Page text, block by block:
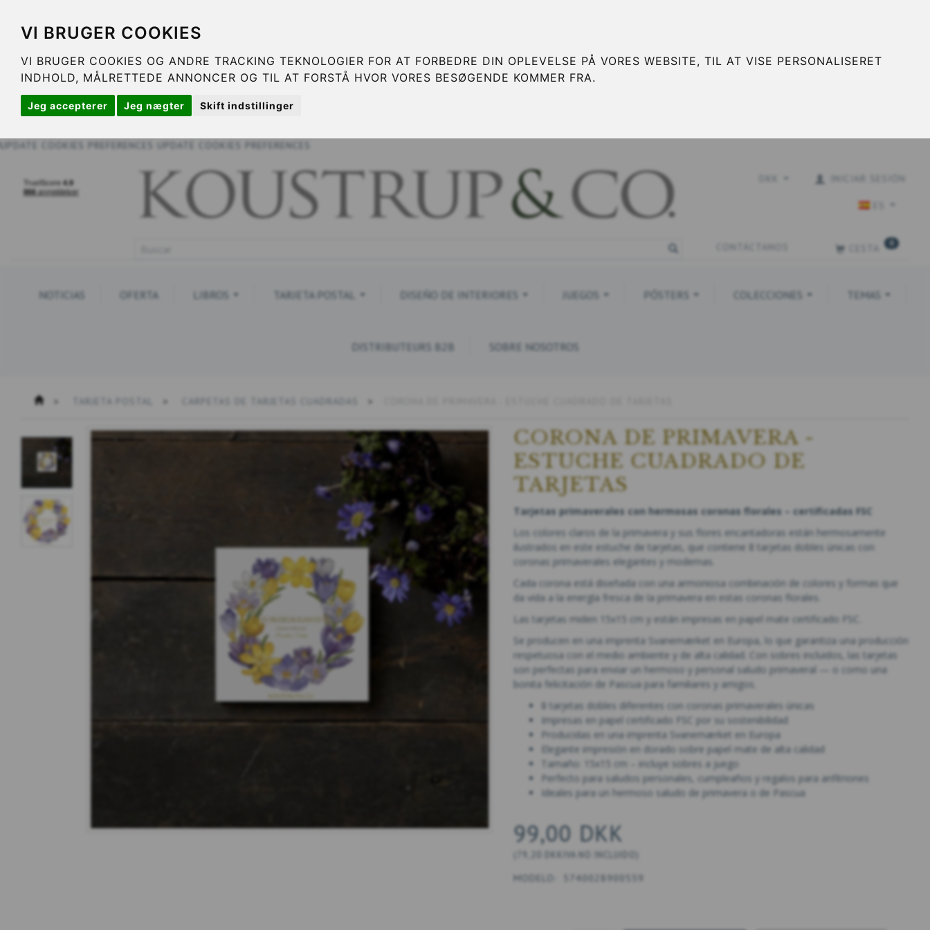
VI BRUGER COOKIES
VI BRUGER COOKIES OG ANDRE TRACKING TEKNOLOGIER FOR AT FORBEDRE DIN OPLEVELSE PÅ VORES WEBSITE, TIL AT VISE PERSONALISERET
INDHOLD, MÅLRETTEDE ANNONCER OG TIL AT FORSTÅ HVOR VORES BESØGENDE KOMMER FRA.
Jeg accepterer Jeg nægter Skift indstillinger
UPDATE COOKIES PREFERENCES UPDATE COOKIES PREFERENCES
NOTICIAS OFERTA LIBROS TARJETA POSTAL DISEÑO DE INTERIORES JUEGOS PÓSTERS COLECCIONES TEMAS
DISTRIBUTEURS B2B SOBRE NOSOTROS
CORONA DE PRIMAVERA -
ESTUCHE CUADRADO DE
TARJETAS
Tarjetas primaverales con hermosas coronas florales – certificadas FSC
Los colores claros de la primavera y sus flores encantadoras están hermosamente
ilustrados en este estuche de tarjetas, que contiene 8 tarjetas dobles únicas con
coronas primaverales elegantes y modernas.
Cada corona está diseñada con una armoniosa combinación de colores y formas que
da vida a la energía fresca de la primavera en estas coronas florales.
Las tarjetas miden 15x15 cm y están impresas en papel mate certificado FSC.
Se producen en una imprenta Svanemærket en Europa, lo que garantiza una producción
respetuosa con el medio ambiente y de alta calidad. Con sobres incluidos, las tarjetas
son perfectas para enviar un hermoso y personal saludo primaveral — o como una
bonita felicitación de Pascua para familiares y amigos.
8 tarjetas dobles diferentes con coronas primaverales únicas
Impresas en papel certificado FSC por su sostenibilidad
Producidas en una imprenta Svanemærket en Europa
Elegante impresión en dorado sobre papel mate de alta calidad
Tamaño: 15x15 cm – incluye sobres a juego
Perfecto para saludos personales, cumpleaños y regalos para anfitriones
Ideales para un hermoso saludo de primavera o de Pascua
99,00 DKK
79,20 DKK IVA NO INCLUIDO
MODELO: 5740028900559